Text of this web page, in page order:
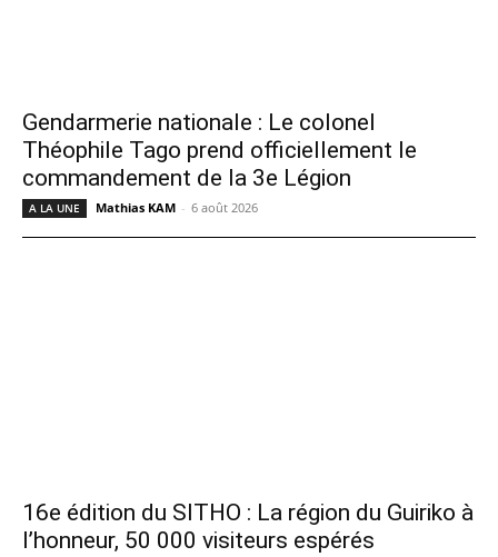
Gendarmerie nationale : Le colonel
Théophile Tago prend officiellement le
commandement de la 3e Légion
A LA UNE Mathias KAM - 6 août 2026
16e édition du SITHO : La région du Guiriko à
l’honneur, 50 000 visiteurs espérés